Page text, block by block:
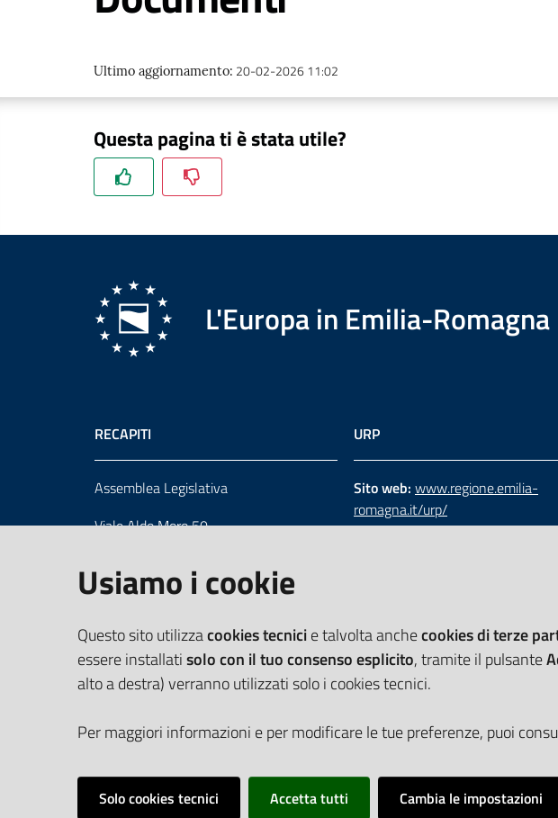
Ultimo aggiornamento: 20-02-2026 11:02
Questa pagina ti è stata utile?
L'Europa in Emilia-Romagna
RECAPITI
Assemblea Legislativa
Viale Aldo Moro 50
Centralino 051 5275226
Cerca telefoni e indirizzi
URP
Sito web: www.regione.emilia-
romagna.it/urp/
Numero verde:800.66.22.00
Usiamo i cookie
Questo sito utilizzacookies tecnicie talvolta anchecookies di terze
essere installatisolo con il tuo consenso esplicito, tramite il pulsante
alto a destra) verranno utilizzati solo i cookies tecnici.
Per maggiori informazioni e per modificare le tue preferenze, puoi
Solo cookies tecnici Accetta tutti Cambia le impostazioni